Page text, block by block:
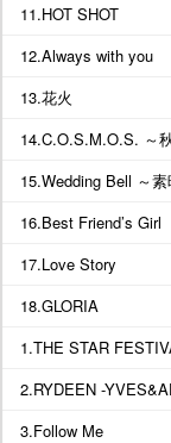
11.HOT SHOT
12.Always with you
13.花火
14.C.O.S.M.O.S. ～
15.Wedding Bell ～
16.Best Friend’s Girl
17.Love Story
18.GLORIA
1.THE STAR
2.RYDEEN -
3.Follow Me